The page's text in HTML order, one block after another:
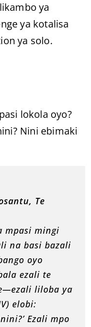
ya
ya kotalisa
ya solo.
lokola oyo?
Nini ebimaki
Te
mpasi mingi
na basi bazali
oyo
ezali te
liloba ya
elobi:
Ezali mpo